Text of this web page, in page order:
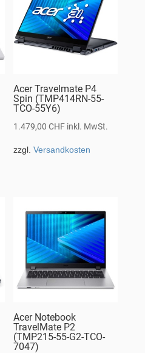
Acer Travelmate P4
Spin (TMP414RN-55-
TCO-55Y6)
1.479,00CHF inkl. MwSt.
zzgl.Versandkosten
Acer Notebook
TravelMate P2
(TMP215-55-G2-TCO-
7047)